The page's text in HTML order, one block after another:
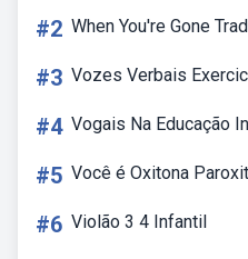
#2 When You're Gone
#3 Vozes Verbais
#4 Vogais Na Educação
#5 Você é Oxitona
#6 Violão 3 4 Infantil